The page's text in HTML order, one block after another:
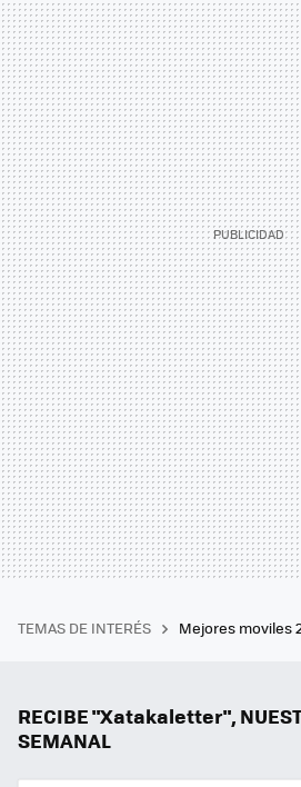
TEMAS DE INTERÉS Mejores moviles
RECIBE "Xatakaletter",
SEMANAL